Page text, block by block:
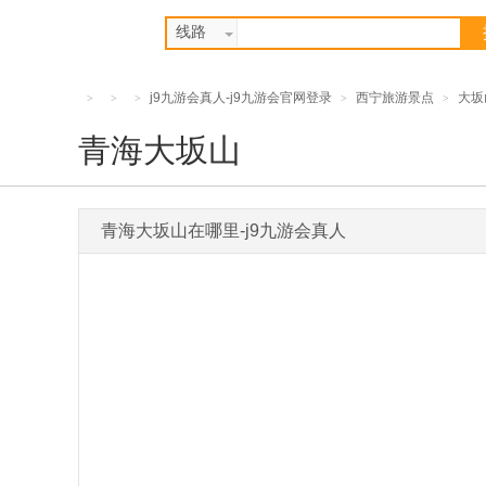
线路
> > > j9九游会真人-j9九游会官网登录 > 西宁旅游景点 > 大坂
青海大坂山
青海大坂山在哪里-j9九游会真人